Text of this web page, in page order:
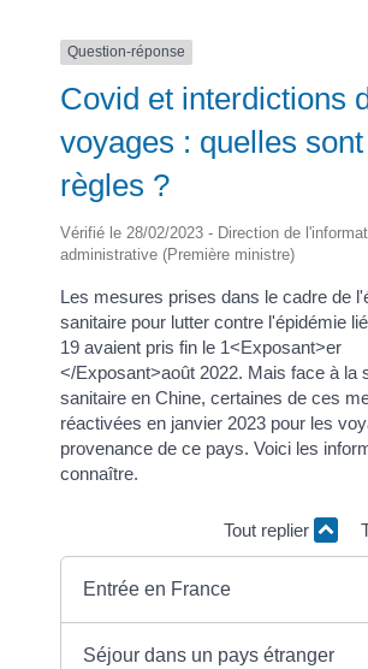
Question-réponse
Covid et interdictions
voyages : quelles
règles ?
Vérifié le 28/02/2023 - Direction de
administrative (Première ministre)
Les mesures prises dans le cadre de
sanitaire pour lutter contre l'épidémie
19 avaient pris fin le 1<Exposant>er
</Exposant>août 2022. Mais face à la
sanitaire en Chine, certaines de ces
réactivées en janvier 2023 pour les
provenance de ce pays. Voici les
connaître.
Tout replier
Entrée en France
Séjour dans un pays étranger